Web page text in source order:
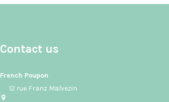
Contact us
French Poupon
12 rue Franz Malvezin